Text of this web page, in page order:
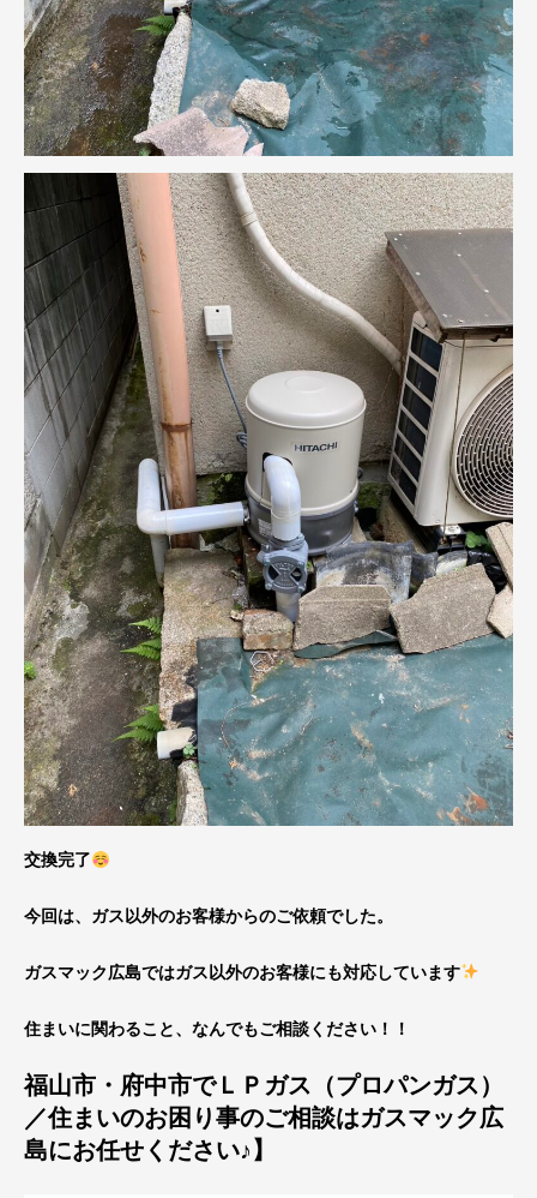
交換完了
今回は、ガス以外のお客様からのご依頼でした。
ガスマック広島ではガス以外のお客様にも対応しています
住まいに関わること、なんでもご相談ください！！
福山市・府中市でＬＰガス（プロパンガス）
／住まいのお困り事のご相談はガスマック広
島にお任せください♪】